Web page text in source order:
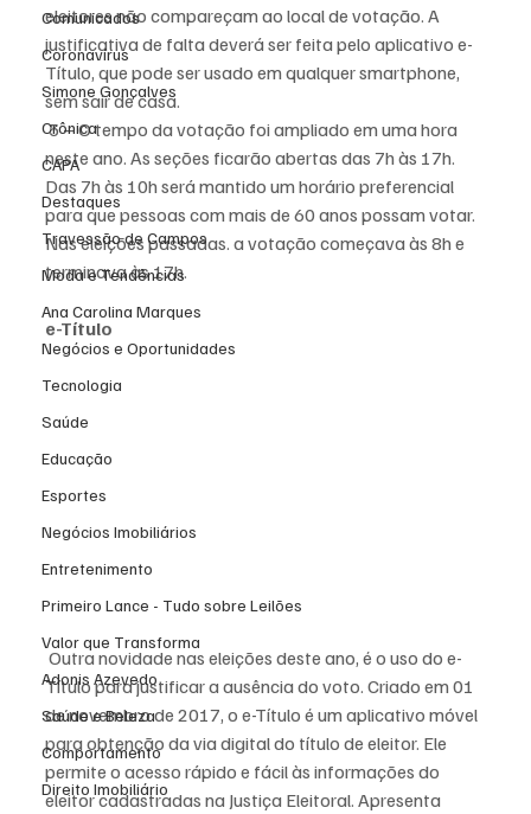
Comunicados
Coronavírus
Simone Gonçalves
Crônica
CAPA
Destaques
Travessão de Campos
Moda e Tendências
Ana Carolina Marques
Negócios e Oportunidades
Tecnologia
Saúde
Educação
Esportes
Negócios Imobiliários
Entretenimento
Primeiro Lance - Tudo sobre Leilões
Valor que Transforma
Adonis Azevedo
Saúde e Beleza
Comportamento
Direito Imobiliário
eleitores não compareçam ao local de votação. A
justificativa de falta deverá ser feita pelo aplicativo e-
Título, que pode ser usado em qualquer smartphone,
sem sair de casa.
5 – O tempo da votação foi ampliado em uma hora
neste ano. As seções ficarão abertas das 7h às 17h.
Das 7h às 10h será mantido um horário preferencial
para que pessoas com mais de 60 anos possam votar.
Nas eleições passadas. a votação começava às 8h e
terminava às 17h.
e-Título
Título para justificar a ausência do voto. Criado em 01
de novembro de 2017, o e-Título é um aplicativo móvel
para obtenção da via digital do título de eleitor. Ele
permite o acesso rápido e fácil às informações do
eleitor cadastradas na Justiça Eleitoral. Apresenta